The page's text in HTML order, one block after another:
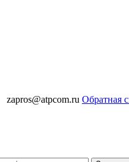
zapros@atpcom.ru Обратная